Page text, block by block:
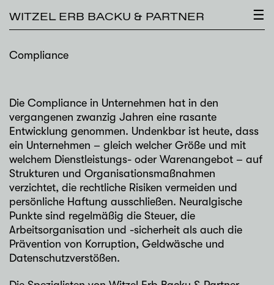
WITZEL ERB BACKU & PARTNER ☰
×
Compliance
Die Compliance in Unternehmen hat in den
vergangenen zwanzig Jahren eine rasante
Entwicklung genommen. Undenkbar ist heute, dass
ein Unternehmen – gleich welcher Größe und mit
welchem Dienstleistungs- oder Warenangebot – auf
Strukturen und Organisationsmaßnahmen
verzichtet, die rechtliche Risiken vermeiden und
persönliche Haftung ausschließen. Neuralgische
Punkte sind regelmäßig die Steuer, die
Arbeitsorganisation und -sicherheit als auch die
Prävention von Korruption, Geldwäsche und
Datenschutzverstößen.